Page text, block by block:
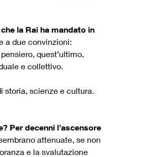
la Rai ha mandato in
a due convinzioni:
quest’ultimo,
e collettivo.
scienze e cultura.
Per decenni l’ascensore
attenuate, se non
e la svalutazione